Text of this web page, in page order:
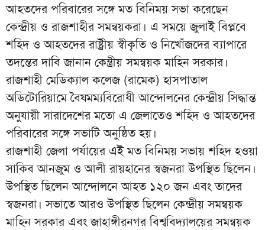
আহতদের পরিবারের সঙ্গে মত বিনিময় সভা করেছেন
কেন্দ্রীয় ও রাজশাহীর সমন্বয়করা। এ সময়ে জুলাই বিপ্লবে
শহিদ ও আহতদের রাষ্ট্রীয় স্বীকৃতি ও নিখোঁজদের ব্যাপারে
তদন্তের দাবি জানান কেন্ত্রীয় সমন্বয়ক মাহিন সরকার।
রাজশাহী মেডিক্যাল কলেজ (রামেক) হাসপাতাল
অডিটোরিয়ামে বৈষমম্যবিরোধী আন্দোলনের কেন্দ্রীয় সিদ্ধান্ত
অনুযায়ী সারাদেশের মতো এ জেলাতেও শহিদ ও আহতদের
পরিবারের সঙ্গে সভাটি অনুষ্ঠিত হয়।
রাজশাহী জেলা পর্যায়ের এই মত বিনিময় সভায় শহিদ হওয়া
সাকিব আনজুম ও আলী রায়হানের স্বজনরা উপস্থিত ছিলেন।
উপস্থিত ছিলেন আন্দোলনে আহত ১২০ জন এবং তাদের
স্বজনরা। সভাতে আরও উপস্থিত ছিলেন কেন্দ্রীয় সমন্বয়ক
মাহিন সরকার এবং জাহাঙ্গীরনগর বিশ্ববিদ্যালয়ের সমন্বয়ক